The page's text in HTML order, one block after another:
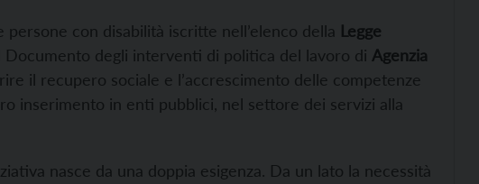
con disabilità iscritte nell’elenco della Legge
Documento degli interventi di politica del lavoro di Agenzia
il recupero sociale e l’accrescimento delle competenze
inserimento in enti pubblici, nel settore dei servizi alla
nasce da una doppia esigenza. Da un lato la necessità